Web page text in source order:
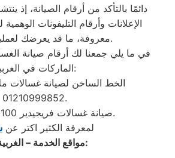
دائمًا بالتأكد من أرقام الصيانة، إذ
الإعلانات وأرقام التليفونات
معروفة، ما قد يعرضك لعمليات النصب.
في ما يلي جمعنا لك أرقام صيانة
الماركات في الغربية:
الخط الساخن لصيانة غسالات
01210999852.
صيانة غسالات فريجيدير 01096922100.
لمعرفة الكثير اكتر عن
مواقع الخدمة – الغربية: